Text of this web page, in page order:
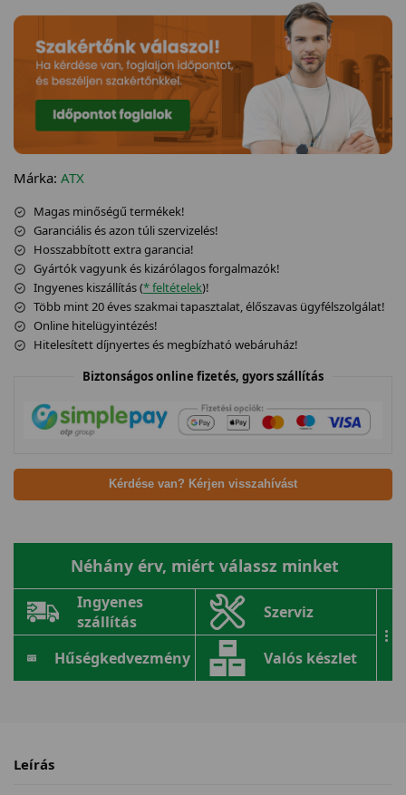
Márka: ATX
Magas minőségű termékek!
Garanciális és azon túli szervizelés!
Hosszabbított extra garancia!
Gyártók vagyunk és kizárólagos forgalmazók!
Ingyenes kiszállítás (* feltételek)!
Több mint 20 éves szakmai tapasztalat, élőszavas ügyfélszolgálat!
Online hitelügyintézés!
Hitelesített díjnyertes és megbízható webáruház!
Biztonságos online fizetés, gyors szállítás
Kérdése van? Kérjen visszahívást
Néhány érv, miért válassz minket
Ingyenes
szállítás
Szerviz
Hűségkedvezmény Valós készlet
...
Leírás